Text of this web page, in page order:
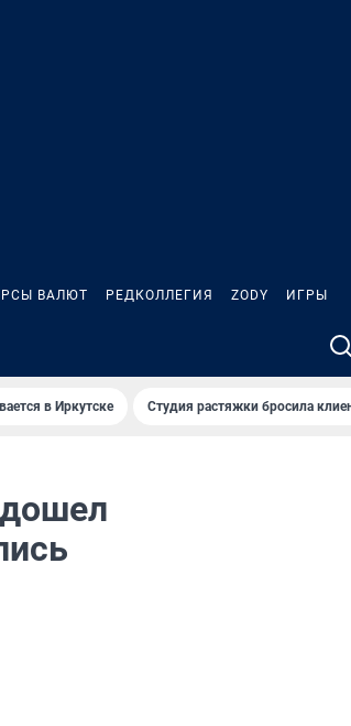
ВАЛЮТ РЕДКОЛЛЕГИЯ ZODY ИГРЫ
в Иркутске Студия растяжки бросила